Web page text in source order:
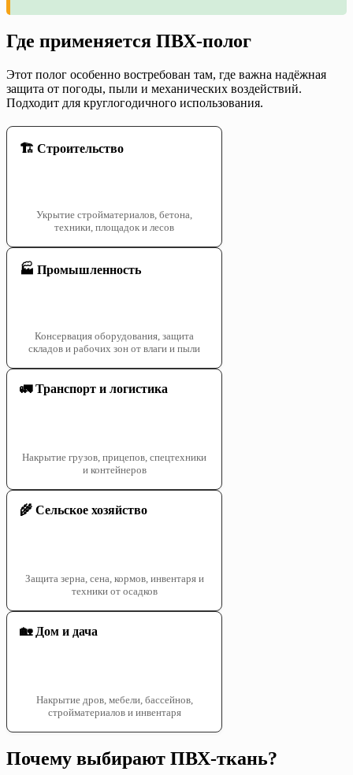
Где применяется ПВХ-полог
Этот полог особенно востребован там, где важна надёжная
защита от погоды, пыли и механических воздействий.
Подходит для круглогодичного использования.
🏗️ Строительство
Укрытие стройматериалов, бетона,
техники, площадок и лесов
🏭 Промышленность
Консервация оборудования, защита
складов и рабочих зон от влаги и пыли
🚛 Транспорт и логистика
Накрытие грузов, прицепов, спецтехники
и контейнеров
🌾 Сельское хозяйство
Защита зерна, сена, кормов, инвентаря и
техники от осадков
🏡 Дом и дача
Накрытие дров, мебели, бассейнов,
стройматериалов и инвентаря
Почему выбирают ПВХ-ткань?